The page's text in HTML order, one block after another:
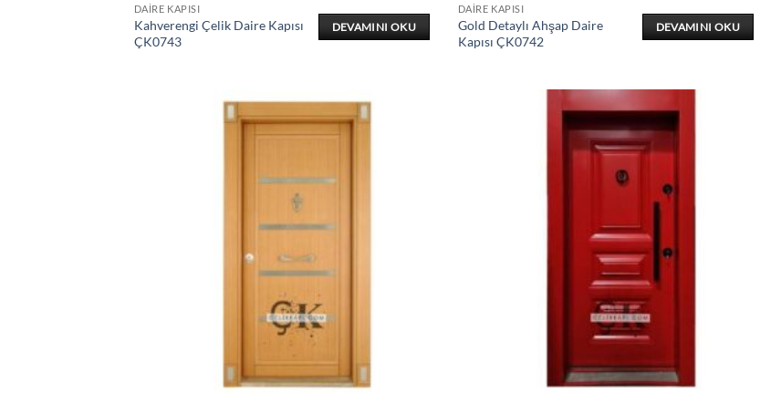
DAIRE KAPISI
Kahverengi Çelik Daire Kapısı
ÇK0743
DEVAMINI OKU
DAIRE KAPISI
Gold Detaylı Ahşap Daire
Kapısı ÇK0742
DEVAMINI OKU